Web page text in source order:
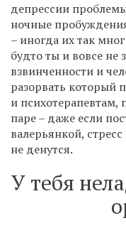
депрессии
ночные
– иногда их так
будто ты и вовсе не
взвинченности и
разорвать который
и
паре – даже если
валерьянкой,
не денутся.
У тебя